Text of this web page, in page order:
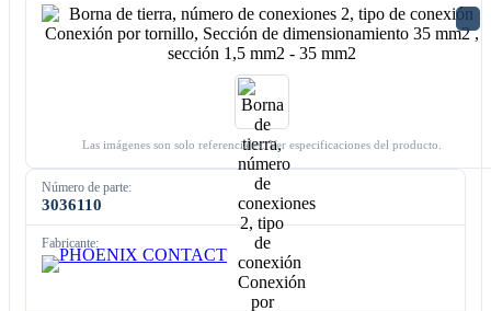
Las imágenes son solo referenciales. Ver especificaciones del producto.
Número de parte:
3036110
Fabricante: